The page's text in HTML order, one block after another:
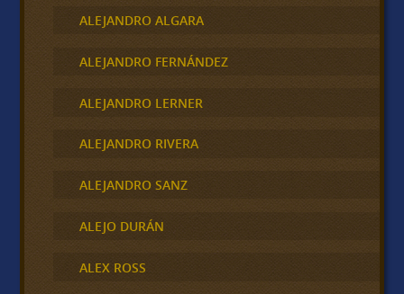
ALEJANDRO ALGARA
ALEJANDRO FERNÁNDEZ
ALEJANDRO LERNER
ALEJANDRO RIVERA
ALEJANDRO SANZ
ALEJO DURÁN
ALEX ROSS